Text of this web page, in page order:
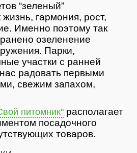
“зеленый”
жизнь, гармония, рост,
Именно поэтому так
озеленение
Парки,
участки с ранней
радовать первыми
свежим запахом,
питомник" располагает
посадочного
товаров.